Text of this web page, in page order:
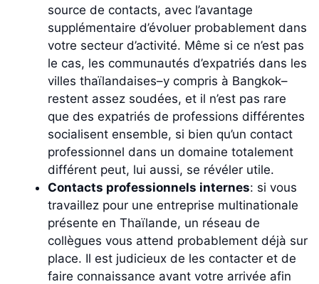
source de contacts, avec l’avantage
supplémentaire d’évoluer probablement dans
votre secteur d’activité. Même si ce n’est pas
le cas, les communautés d’expatriés dans les
villes thaïlandaises–y compris à Bangkok–
restent assez soudées, et il n’est pas rare
que des expatriés de professions différentes
socialisent ensemble, si bien qu’un contact
professionnel dans un domaine totalement
différent peut, lui aussi, se révéler utile.
Contacts professionnels internes: si vous
travaillez pour une entreprise multinationale
présente en Thaïlande, un réseau de
collègues vous attend probablement déjà sur
place. Il est judicieux de les contacter et de
faire connaissance avant votre arrivée afin